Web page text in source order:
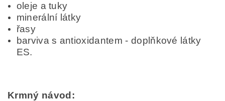
oleje a tuky
minerální látky
řasy
barviva s antioxidantem - doplňkové látky
ES.
Krmný návod: